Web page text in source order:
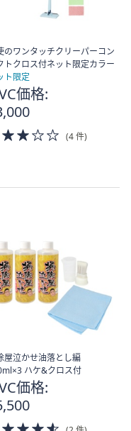
のワンタッチクリーパーコン
トクロス付ネット限定カラー
ト限定
価格:
3.0
of
(4 件)
屋泣かせ油落とし編
ハケ&クロス付
価格:
4.5